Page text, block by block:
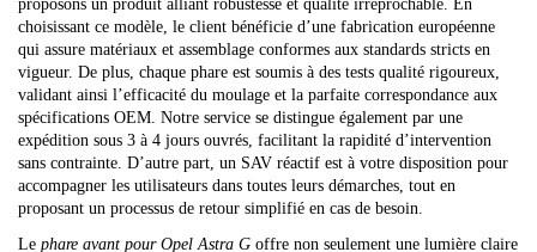
proposons un produit alliant robustesse et qualité irréprochable. En
choisissant ce modèle, le client bénéficie d’une fabrication européenne
qui assure matériaux et assemblage conformes aux standards stricts en
vigueur. De plus, chaque phare est soumis à des tests qualité rigoureux,
validant ainsi l’efficacité du moulage et la parfaite correspondance aux
spécifications OEM. Notre service se distingue également par une
expédition sous 3 à 4 jours ouvrés, facilitant la rapidité d’intervention
sans contrainte. D’autre part, un SAV réactif est à votre disposition pour
accompagner les utilisateurs dans toutes leurs démarches, tout en
proposant un processus de retour simplifié en cas de besoin.
Le phare avant pour Opel Astra G offre non seulement une lumière claire